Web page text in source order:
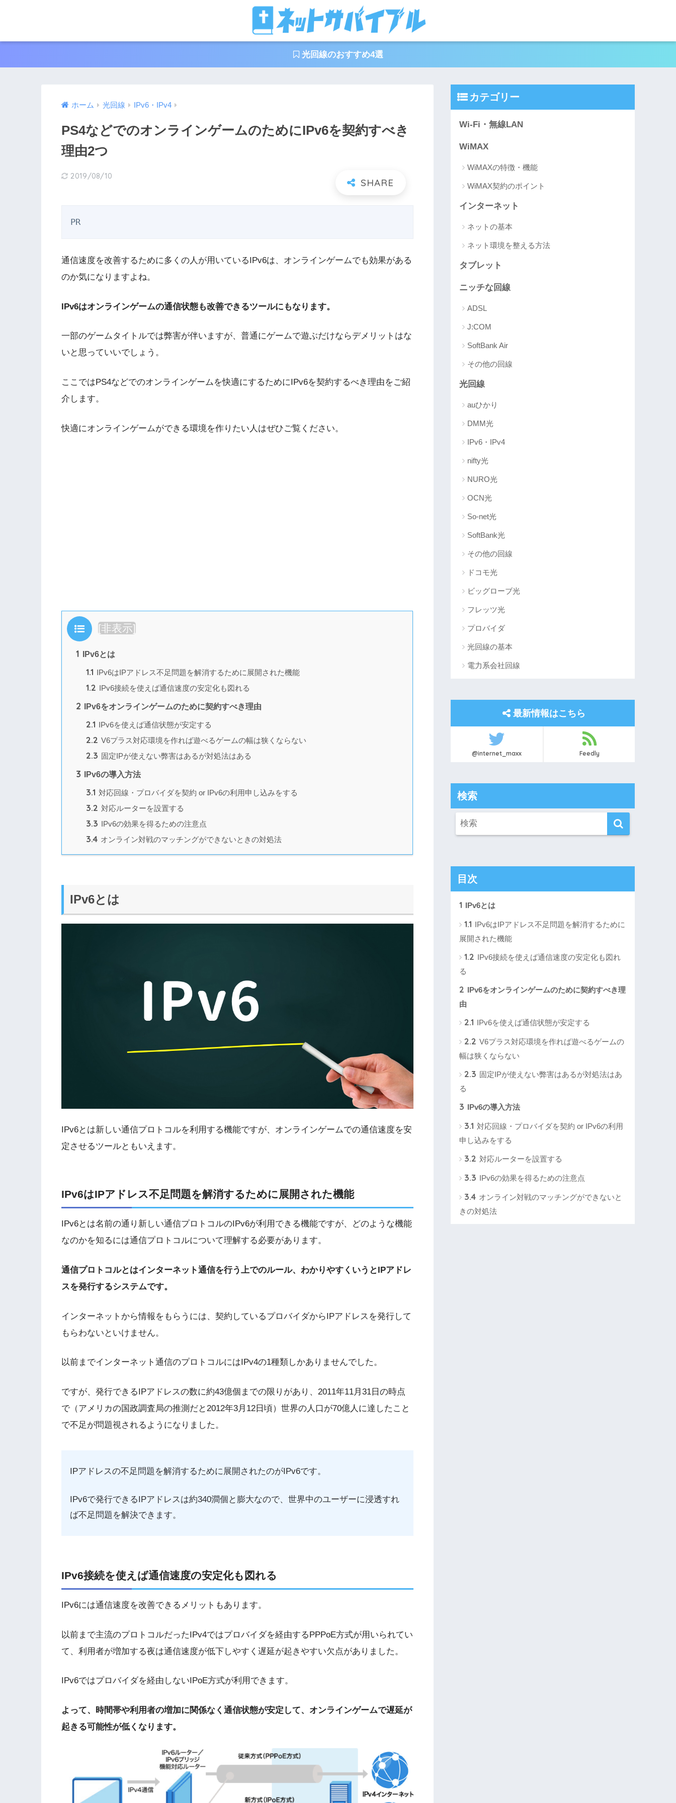
光回線のおすすめ4選
ホーム 光回線 IPv6・IPv4
PS4などでのオンラインゲームのためにIPv6を契約すべき
理由2つ
2019/08/10
PR
通信速度を改善するために多くの人が用いているIPv6は、オンラインゲームでも効果がある
のか気になりますよね。
IPv6はオンラインゲームの通信状態も改善できるツールにもなります。
一部のゲームタイトルでは弊害が伴いますが、普通にゲームで遊ぶだけならデメリットはな
いと思っていいでしょう。
ここではPS4などでのオンラインゲームを快適にするためにIPv6を契約するべき理由をご紹
介します。
快適にオンラインゲームができる環境を作りたい人はぜひご覧ください。
目次 [非表示]
1 IPv6とは
1.1 IPv6はIPアドレス不足問題を解消するために展開された機能
1.2 IPv6接続を使えば通信速度の安定化も図れる
2 IPv6をオンラインゲームのために契約すべき理由
2.1 IPv6を使えば通信状態が安定する
2.2 V6プラス対応環境を作れば遊べるゲームの幅は狭くならない
2.3 固定IPが使えない弊害はあるが対処法はある
3 IPv6の導入方法
3.1 対応回線・プロバイダを契約 or IPv6の利用申し込みをする
3.2 対応ルーターを設置する
3.3 IPv6の効果を得るための注意点
3.4 オンライン対戦のマッチングができないときの対処法
IPv6とは
IPv6とは新しい通信プロトコルを利用する機能ですが、オンラインゲームでの通信速度を安
定させるツールともいえます。
IPv6はIPアドレス不足問題を解消するために展開された機能
IPv6とは名前の通り新しい通信プロトコルのIPv6が利用できる機能ですが、どのような機能
なのかを知るには通信プロトコルについて理解する必要があります。
通信プロトコルとはインターネット通信を行う上でのルール、わかりやすくいうとIPアドレ
スを発行するシステムです。
インターネットから情報をもらうには、契約しているプロバイダからIPアドレスを発行して
もらわないといけません。
以前までインターネット通信のプロトコルにはIPv4の1種類しかありませんでした。
ですが、発行できるIPアドレスの数に約43億個までの限りがあり、2011年11月31日の時点
で（アメリカの国政調査局の推測だと2012年3月12日頃）世界の人口が70億人に達したこと
で不足が問題視されるようになりました。
IPアドレスの不足問題を解消するために展開されたのがIPv6です。
IPv6で発行できるIPアドレスは約340澗個と膨大なので、世界中のユーザーに浸透すれ
ば不足問題を解決できます。
IPv6接続を使えば通信速度の安定化も図れる
IPv6には通信速度を改善できるメリットもあります。
以前まで主流のプロトコルだったIPv4ではプロバイダを経由するPPPoE方式が用いられてい
て、利用者が増加する夜は通信速度が低下しやすく遅延が起きやすい欠点がありました。
IPv6ではプロバイダを経由しないIPoE方式が利用できます。
よって、時間帯や利用者の増加に関係なく通信状態が安定して、オンラインゲームで遅延が
起きる可能性が低くなります。
カテゴリー
Wi-Fi・無線LAN
WiMAX
WiMAXの特徴・機能
WiMAX契約のポイント
インターネット
ネットの基本
ネット環境を整える方法
タブレット
ニッチな回線
ADSL
J:COM
SoftBank Air
その他の回線
光回線
auひかり
DMM光
IPv6・IPv4
nifty光
NURO光
OCN光
So-net光
SoftBank光
その他の回線
ドコモ光
ビッグローブ光
フレッツ光
プロバイダ
光回線の基本
電力系会社回線
最新情報はこちら
@internet_maxx Feedly
検索
目次
1 IPv6とは
1.1 IPv6はIPアドレス不足問題を解消するために
展開された機能
1.2 IPv6接続を使えば通信速度の安定化も図れ
る
2 IPv6をオンラインゲームのために契約すべき理
由
2.1 IPv6を使えば通信状態が安定する
2.2 V6プラス対応環境を作れば遊べるゲームの
幅は狭くならない
2.3 固定IPが使えない弊害はあるが対処法はあ
る
3 IPv6の導入方法
3.1 対応回線・プロバイダを契約 or IPv6の利用
申し込みをする
3.2 対応ルーターを設置する
3.3 IPv6の効果を得るための注意点
3.4 オンライン対戦のマッチングができないと
きの対処法